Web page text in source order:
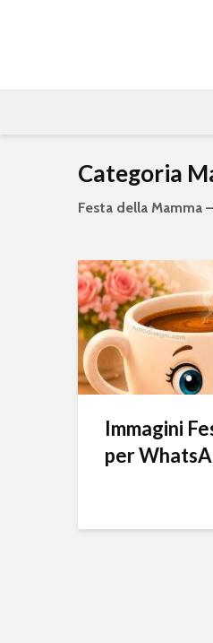
Categoria
Festa della Mamma
Immagini
per